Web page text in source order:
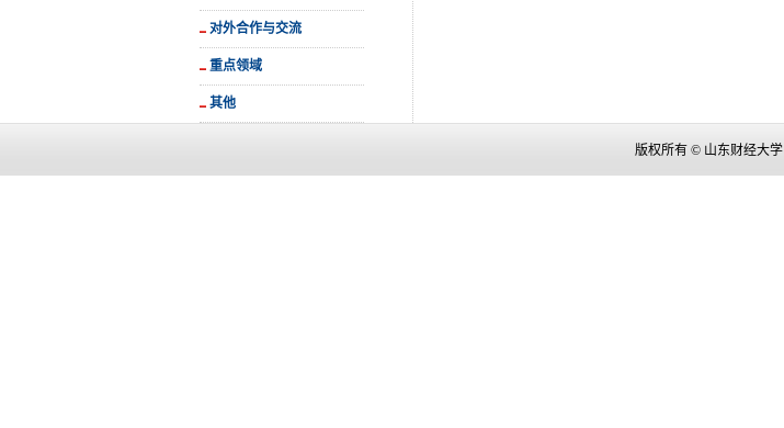
对外合作与交流
重点领域
其他
版权所有 © 山东财经大学